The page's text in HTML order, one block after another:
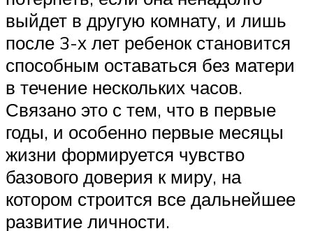
выйдет в другую комнату, и лишь
после 3-х лет ребенок становится
способным оставаться без матери
в течение нескольких часов.
Связано это с тем, что в первые
годы, и особенно первые месяцы
жизни формируется чувство
базового доверия к миру, на
котором строится все дальнейшее
развитие личности.